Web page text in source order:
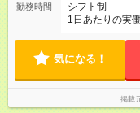
勤務時間
シフト制
1日あたりの実
土日祝含む週５日勤務 【 勤務時間 】 ・ 9
気になる！
掲載